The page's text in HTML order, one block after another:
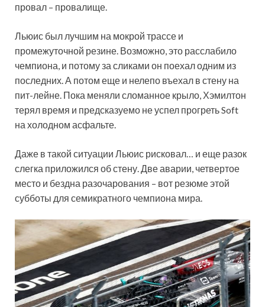
провал – провалище.
Льюис был лучшим на мокрой трассе и
промежуточной резине. Возможно, это расслабило
чемпиона, и потому за сликами он поехал одним из
последних. А потом еще и нелепо въехал в стену на
пит-лейне. Пока меняли сломанное крыло, Хэмилтон
терял время и предсказуемо не успел прогреть Soft
на холодном асфальте.
Даже в такой ситуации Льюис рисковал… и еще разок
слегка приложился об стену. Две аварии, четвертое
место и бездна разочарования – вот резюме этой
субботы для семикратного чемпиона мира.